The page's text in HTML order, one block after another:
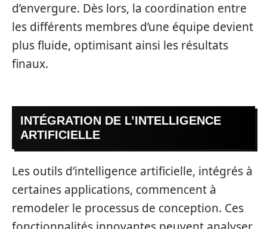
d’envergure. Dès lors, la coordination entre
les différents membres d’une équipe devient
plus fluide, optimisant ainsi les résultats
finaux.
INTÉGRATION DE L’INTELLIGENCE
ARTIFICIELLE
Les outils d’intelligence artificielle, intégrés à
certaines applications, commencent à
remodeler le processus de conception. Ces